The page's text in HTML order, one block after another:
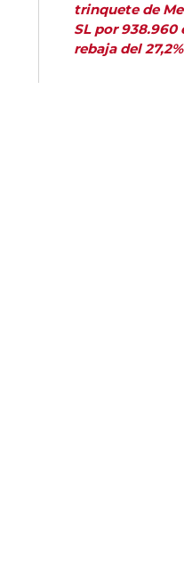
trinquete de
SL por 938.960
rebaja del